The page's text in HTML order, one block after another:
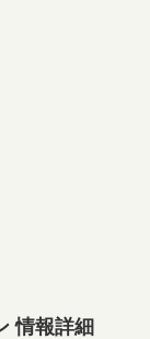
情報詳細